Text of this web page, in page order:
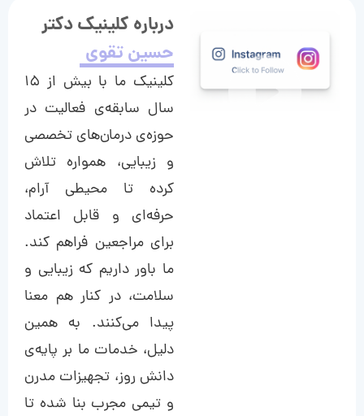
درباره کلینیک دکتر
حسین تقوی
کلینیک ما با بیش از ۱۵
سال سابقه‌ی فعالیت در
حوزه‌ی درمان‌های تخصصی
و زیبایی، همواره تلاش
کرده تا محیطی آرام،
حرفه‌ای و قابل اعتماد
برای مراجعین فراهم کند.
ما باور داریم که زیبایی و
سلامت، در کنار هم معنا
پیدا می‌کنند. به همین
دلیل، خدمات ما بر پایه‌ی
دانش روز، تجهیزات مدرن
و تیمی مجرب بنا شده تا